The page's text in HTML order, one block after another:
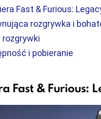
Fast & Furious:
rozgrywka i
rozgrywki
i pobieranie
Fast & Furious: